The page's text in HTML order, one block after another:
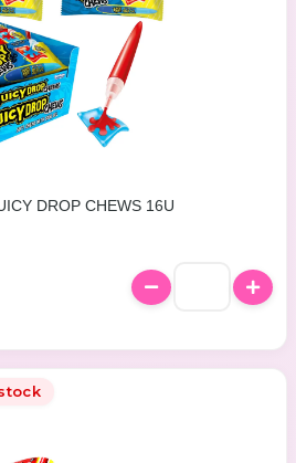
DROP CHEWS 16U